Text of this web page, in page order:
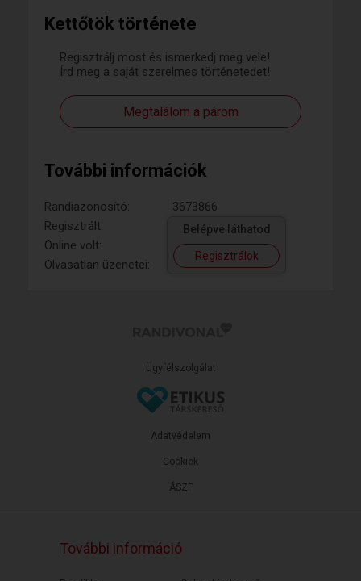
Kettőtök története
Regisztrálj most és ismerkedj meg vele!
Írd meg a saját szerelmes történetedet!
Megtalálom a párom
További információk
Randiazonosító:
3673866
Regisztrált:
Online volt:
Olvasatlan üzenetei:
Belépve láthatod
Regisztrálok
Ügyfélszolgálat
ÁSZF
Adatvédelem
Cookiek
További információ